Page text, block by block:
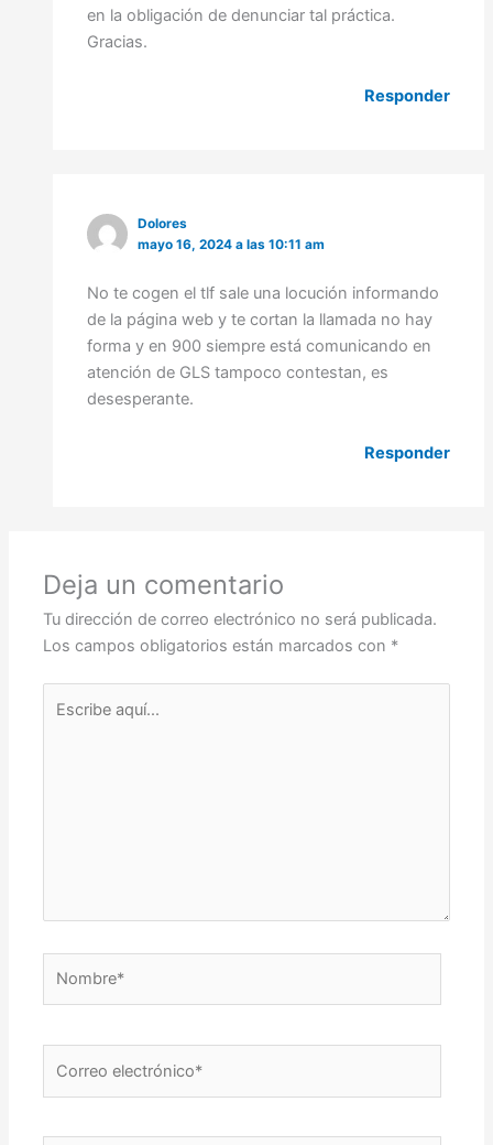
en la obligación de denunciar tal práctica.
Gracias.
Responder
Dolores
mayo 16, 2024 a las 10:11 am
No te cogen el tlf sale una locución informando
de la página web y te cortan la llamada no hay
forma y en 900 siempre está comunicando en
atención de GLS tampoco contestan, es
desesperante.
Responder
Deja un comentario
Tu dirección de correo electrónico no será publicada.
Los campos obligatorios están marcados con *
aquí...
electrónico*